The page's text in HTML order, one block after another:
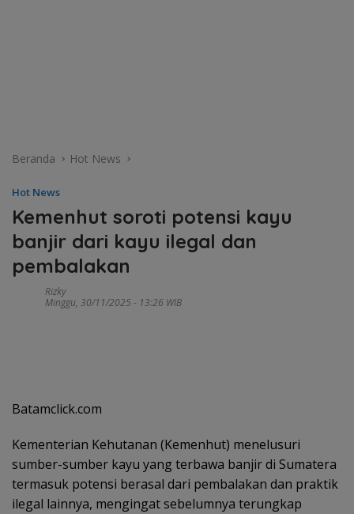
Beranda Hot News
Hot News
Kemenhut soroti potensi kayu
banjir dari kayu ilegal dan
pembalakan
Rizky
Minggu, 30/11/2025 - 13:26 WIB
Batamclick.com
Kementerian Kehutanan (Kemenhut) menelusuri
sumber-sumber kayu yang terbawa banjir di Sumatera
termasuk potensi berasal dari pembalakan dan praktik
ilegal lainnya, mengingat sebelumnya terungkap